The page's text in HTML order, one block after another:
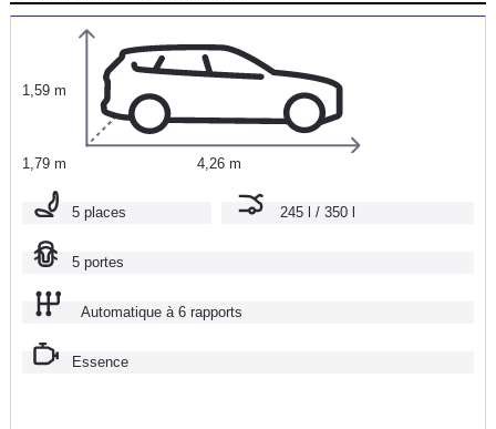
1,59 m
1,79 m 4,26 m
5 places 245 l / 350 l
5 portes
Automatique à 6 rapports
Essence